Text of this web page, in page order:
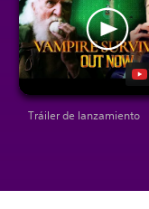
Tráiler de lanzamiento